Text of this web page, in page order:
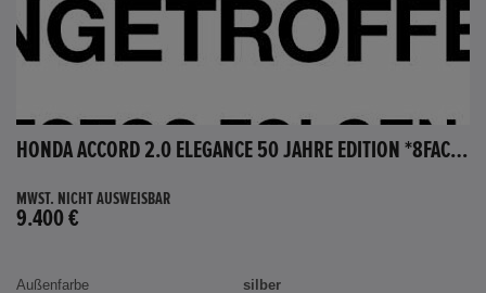
HONDA ACCORD 2.0 ELEGANCE 50 JAHRE EDITION *8FACH BEREIFT*
MWST. NICHT AUSWEISBAR
9.400 €
Außenfarbe
silber